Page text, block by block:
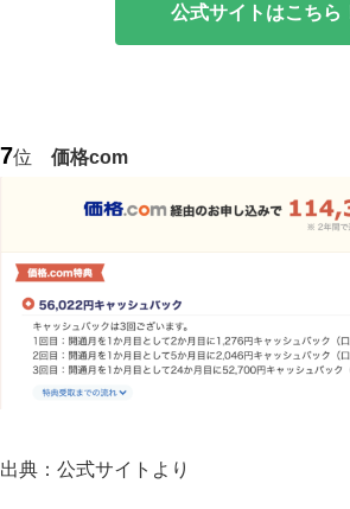
公式サイトはこちら
7位 価格com
出典：公式サイトより